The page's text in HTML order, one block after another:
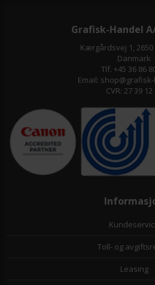
Grafisk-Handel
Kærgårdsvej 1,
Danmark
Tlf. +45 36 86
Email:
CVR: 27 39 12
Toll- og
Leasing